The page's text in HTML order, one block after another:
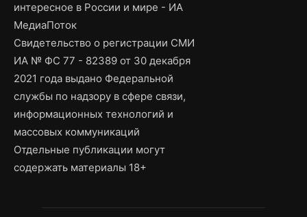
интересное в России и мире - ИА
МедиаПоток
Свидетельство о регистрации СМИ
ИА № ФС 77 - 82389 от 30 декабря
2021 года выдано Федеральной
службы по надзору в сфере связи,
информационных технологий и
массовых коммуникаций
Отдельные публикации могут
содержать материалы 18+